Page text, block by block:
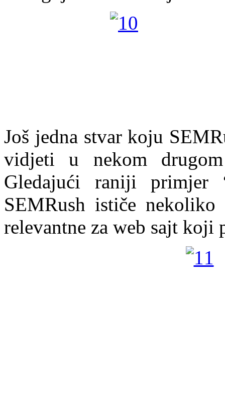
Još jedna stvar koju
vidjeti u nekom
Gledajući raniji primjer
SEMRush ističe
relevantne za web sajt koji